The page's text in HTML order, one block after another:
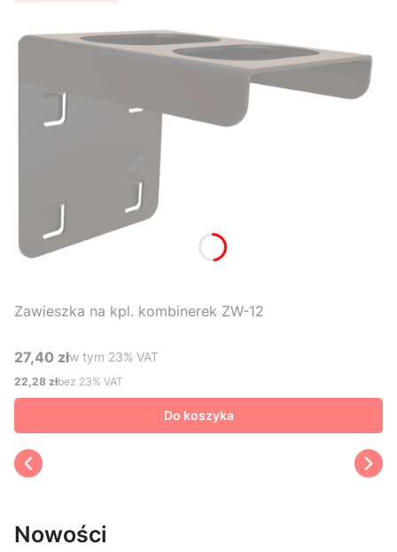
Zawieszka na kpl. kombinerek ZW-12
Cena brutto
27,40 złw tym %s VAT
w tym 23% VAT
Cena netto
22,28 złbez 23% VAT
Do koszyka
Nowości